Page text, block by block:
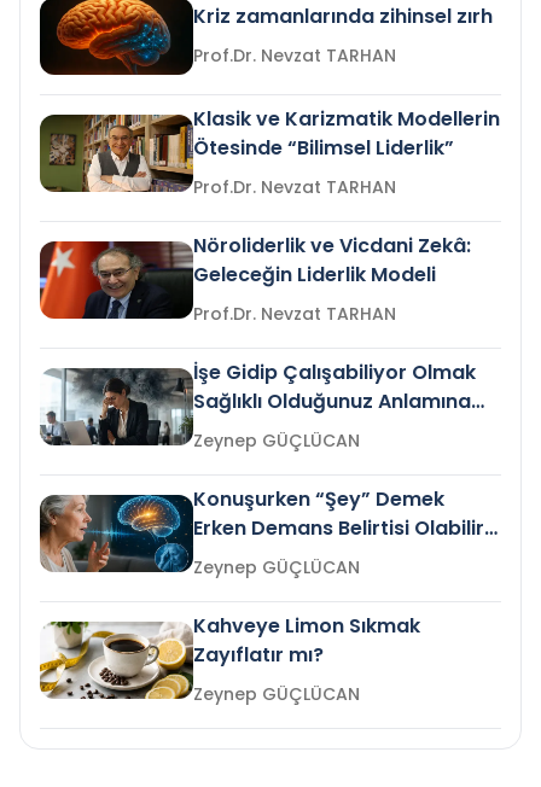
Kriz zamanlarında zihinsel zırh
Prof.Dr. Nevzat TARHAN
Klasik ve Karizmatik Modellerin
Ötesinde “Bilimsel Liderlik”
Prof.Dr. Nevzat TARHAN
Nöroliderlik ve Vicdani Zekâ:
Geleceğin Liderlik Modeli
Prof.Dr. Nevzat TARHAN
İşe Gidip Çalışabiliyor Olmak
Sağlıklı Olduğunuz Anlamına
Gelir mi?Zeynep GÜÇLÜCAN
Konuşurken “Şey” Demek
Erken Demans Belirtisi Olabilir
mi?
Zeynep GÜÇLÜCAN
Kahveye Limon Sıkmak
Zayıflatır mı?
Zeynep GÜÇLÜCAN